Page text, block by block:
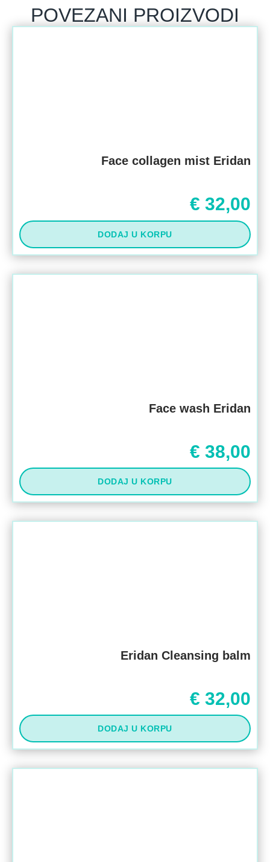
POVEZANI PROIZVODI
Face collagen mist Eridan
€ 32,00
DODAJ U KORPU
Face wash Eridan
€ 38,00
DODAJ U KORPU
Eridan Cleansing balm
€ 32,00
DODAJ U KORPU